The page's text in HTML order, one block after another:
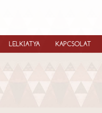
LELKIATYA KAPCSOLAT